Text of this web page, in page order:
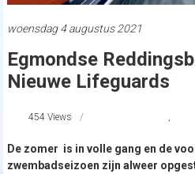
woensdag 4 augustus 2021
Egmondse
Nieuwe Lifeguards
454 Views
De zomer is in volle gang en de
zwembadseizoen zijn alweer